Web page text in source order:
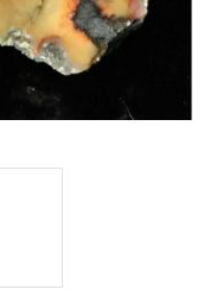
osobních údajů
kamenů